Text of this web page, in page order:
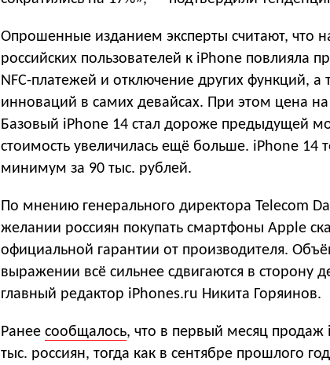
Опрошенные изданием эксперты считают, что
российских пользователей к iPhone повлияла
NFC-платежей и отключение других функций, а
инноваций в самих девайсах. При этом цена на
Базовый iPhone 14 стал дороже предыдущей
стоимость увеличилась ещё больше. iPhone 14
минимум за 90 тыс. рублей.
По мнению генерального директора Telecom
желании россиян покупать смартфоны Apple
официальной гарантии от производителя.
выражении всё сильнее сдвигаются в сторону
главный редактор iPhones.ru Никита Горяинов.
Ранее сообщалось, что в первый месяц продаж
тыс. россиян, тогда как в сентябре прошлого